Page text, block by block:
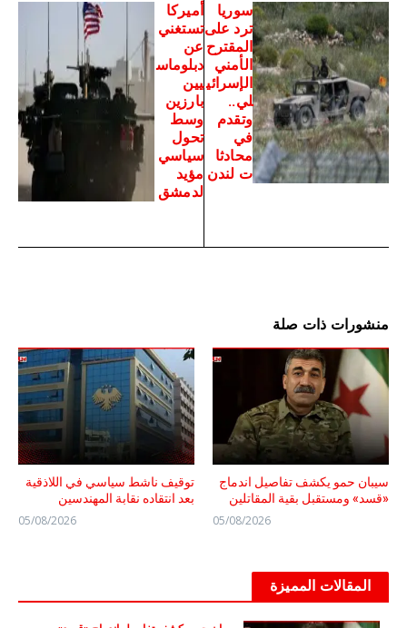
سوريا
ترد على
المقترح
الأمني
الإسرائي
لي..
وتقدم
في
محادثا
ت لندن
أميركا
تستغني
عن
دبلوماس
يين
بارزين
وسط
تحول
سياسي
مؤيد
لدمشق
منشورات ذات صلة
سيبان حمو يكشف تفاصيل اندماج
«قسد» ومستقبل بقية المقاتلين
05/08/2026
توقيف ناشط سياسي في اللاذقية
بعد انتقاده نقابة المهندسين
05/08/2026
المقالات المميزة